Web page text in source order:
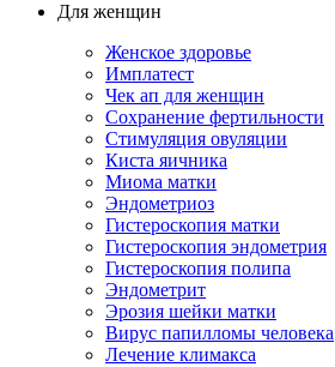
Для женщин
Женское здоровье
Имплатест
Чек ап для женщин
Сохранение фертильности
Стимуляция овуляции
Киста яичника
Миома матки
Эндометриоз
Гистероскопия матки
Гистероскопия эндометрия
Гистероскопия полипа
Эндометрит
Эрозия шейки матки
Вирус папилломы человека
Лечение климакса